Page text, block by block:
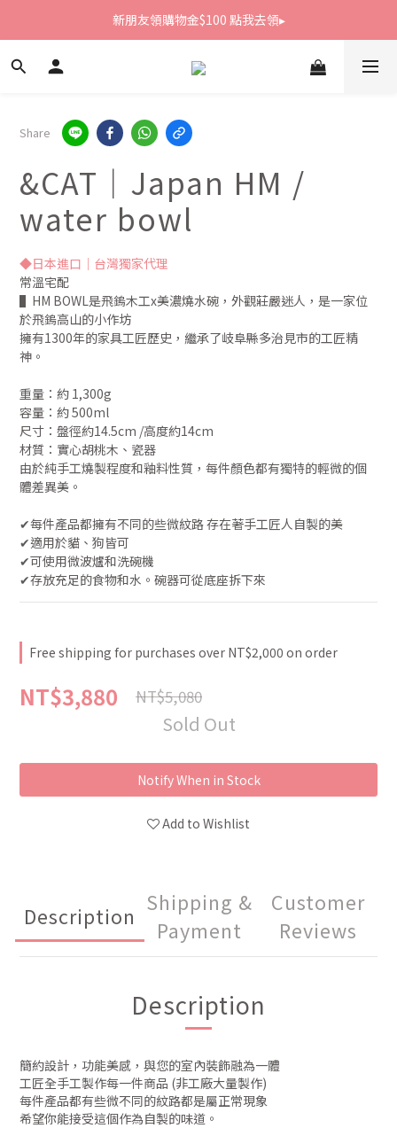
新朋友領購物金$100 點我去領▸
新朋友領購物金$100 點我去領▸
全館滿1800免運
Share
&CAT｜Japan HM /
water bowl
◆日本進口｜台灣獨家代理
常溫宅配
▌HM BOWL是飛鎢木工x美濃燒水碗，外觀莊嚴迷人，是一家位
於飛鎢高山的小作坊
擁有1300年的家具工匠歷史，繼承了岐阜縣多治見市的工匠精
神。
重量：約 1,300g
容量：約 500ml
尺寸：盤徑約14.5cm /高度約14cm
材質：實心胡桃木、瓷器
由於純手工燒製程度和釉料性質，每件顏色都有獨特的輕微的個
體差異美。
✔︎每件產品都擁有不同的些微紋路 存在著手工匠人自製的美
✔︎適用於貓、狗皆可
✔︎可使用微波爐和洗碗機
✔︎存放充足的食物和水。碗器可從底座拆下來
Free shipping for purchases over NT$2,000 on order
NT$3,880 NT$5,080
Sold Out
Notify When in Stock
Add to Wishlist
Description
Shipping &
Payment
Customer
Reviews
Description
簡約設計，功能美感，與您的室內裝飾融為一體
工匠全手工製作每一件商品 (非工廠大量製作)
每件產品都有些微不同的紋路都是屬正常現象
希望你能接受這個作為自製的味道。